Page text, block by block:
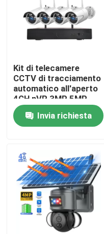
Casa.
Prodotti
Su di noi
Visita alla fabbrica
Kit di telecamere
CCTV di tracciamento
automatico all'aperto
4CH nVR 3MP 5MP
Sicurezza Wifi
Sorveglianza Camera
IP
Invia richiesta